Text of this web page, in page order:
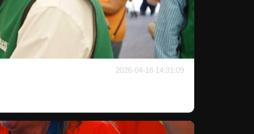
2026-04-16 14:31:09